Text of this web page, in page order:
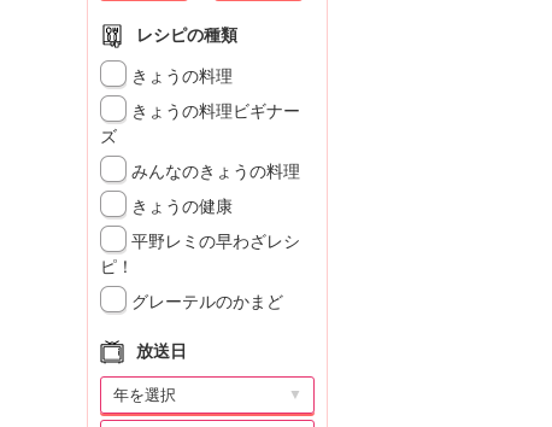
レシピの種類
きょうの料理
きょうの料理ビギナー
ズ
みんなのきょうの料理
きょうの健康
平野レミの早わざレシ
ピ！
グレーテルのかまど
放送日
▼